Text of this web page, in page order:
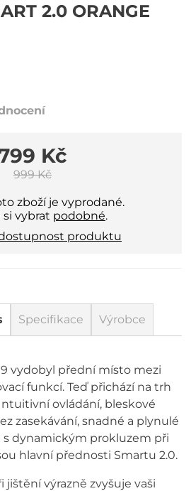
2.0 ORANGE
Kč
999 Kč
zboží je vyprodané.
vybrat podobné.
produktu
Specifikace Výrobce
vydobyl přední místo mezi
funkcí. Teď přichází na trh
ovládání, bleskové
zasekávání, snadné a plynulé
s dynamickým prokluzem při
hlavní přednosti Smartu 2.0.
jištění výrazně zvyšuje vaši